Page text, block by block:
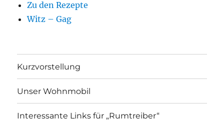
Zu den Rezepte
Witz – Gag
Kurzvorstellung
Unser Wohnmobil
Interessante Links für „Rumtreiber“